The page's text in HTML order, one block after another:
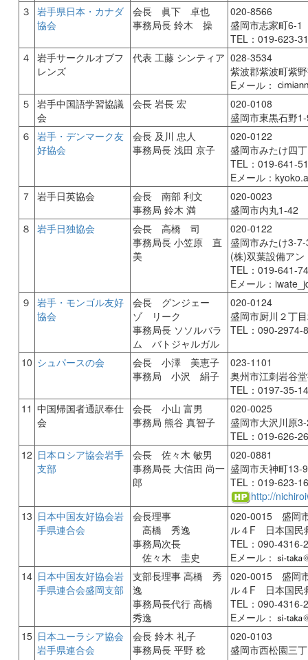
３ 岩手県日本・カナダ
協会
会長 眞下 卓也
事務局長 鈴木 操
020-8566
盛岡市志家町6-1
TEL：019-623-
４ 岩手サークルオブフ
レンズ
代表 工藤 シンティア 028-3534
紫波郡紫波町紫
Eメール：
５ 岩手中国語学習協議
会
会長 岩長 宏
020-0108
盛岡市東黒石野
６ 岩手・デンマーク友
好協会
会長 及川 忠人
事務局長 浅田 京子
020-0122
盛岡市みたけ四
TEL：019-641-
Eメール：
７ 岩手日英協会
会長 南部 利文
事務局 鈴木 満
020-0023
盛岡市内丸1-42
８ 岩手日独協会
会長 高橋 司
事務局長 小笠原 直
美
020-0122
盛岡市みたけ3-
(株)双葉設備ア
TEL：019-641-
Eメール：
９ 岩手・モンゴル友好
協会
会長 グンジェー
ゾ リーク
事務局長 ソソルバラ
ム バトジャルガル
020-0124
盛岡市厨川２丁
TEL：090-2974-
10 シュパースの会
会長 小澤 美恵子
事務局 小沢 絹子
023-1101
奥州市江刺岩谷
TEL：0197-35-
11 中国帰国者通訳奉仕
会
会長 小山 富男
事務局 熊谷 真智子
020-0025
盛岡市大沢川原
TEL：019-626-
12 日本ロシア協会岩手
支部
会長 佐々木 敏男
事務局長 大信田 尚一
郎
020-0881
盛岡市天神町
TEL：019-623-
http://
13 日本中国友好協会岩
手県連合会
会長理事
高橋 秀逸
事務局次長
佐々木 圭史
020-0015 盛岡
ル４F 日本国民
TEL：090-4316-
Eメール：
14 日本中国友好協会岩
手県連合会盛岡支部
支部長理事 高橋 秀
逸
事務局長代行 高橋
秀逸
020-0015 盛岡
ル４F 日本国民
TEL：090-4316-
Eメール：
15 日本ユーラシア協会
岩手県連合会
会長 鈴木 礼子
事務局長 平野 稔
020-0103
盛岡市西松園三